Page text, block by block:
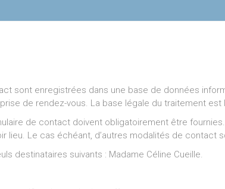
sont enregistrées dans une base de données
de rendez-vous. La base légale du traitement est
de contact doivent obligatoirement être
Le cas échéant, d’autres modalités de contact
destinataires suivants : Madame Céline Cueille.